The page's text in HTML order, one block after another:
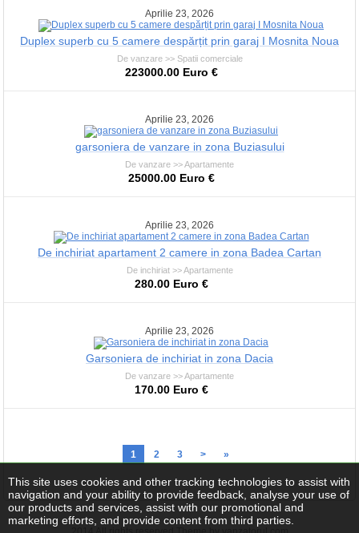
Aprilie 23, 2026
Duplex superb cu 5 camere despărțit prin garaj I Mosnita Noua
De vanzare >> Spatii comerciale
223000.00 Euro €
Aprilie 23, 2026
garsoniera de vanzare in zona Buziasului
De vanzare >> Apartamente
25000.00 Euro €
Aprilie 23, 2026
De inchiriat apartament 2 camere in zona Badea Cartan
De inchiriat >> Apartamente
280.00 Euro €
Aprilie 23, 2026
Garsoniera de inchiriat in zona Dacia
De vanzare >> Apartamente
170.00 Euro €
1 2 3 > »
This site uses cookies and other tracking technologies to assist with
navigation and your ability to provide feedback, analyse your use of
our products and services, assist with our promotional and
marketing efforts, and provide content from third parties.